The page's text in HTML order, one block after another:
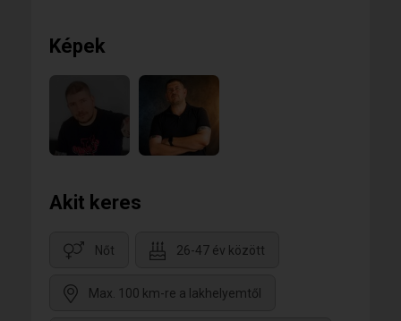
Képek
Akit keres
Nőt 26-47 év között
Max. 100 km-re a lakhelyemtől